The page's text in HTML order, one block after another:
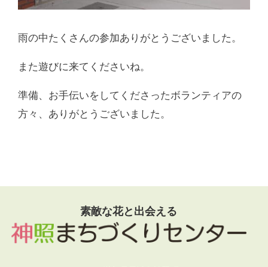
雨の中たくさんの参加ありがとうございました。
また遊びに来てくださいね。
準備、お手伝いをしてくださったボランティアの
方々、ありがとうございました。
素敵な花と出会える